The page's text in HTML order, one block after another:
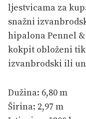
ljestvicama za
snažni
hipalona Pennel
kokpit obloženi
izvanbrodski ili
Dužina: 6,80 m
Širina: 2,97 m